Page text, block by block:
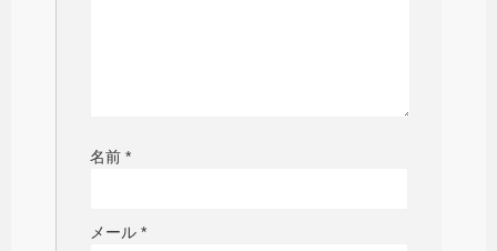
名前 *
メール *